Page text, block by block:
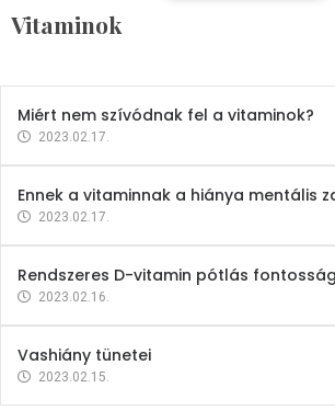
Vitaminok
Mindent a B-12 vitaminról
2023.02.27.
Miért nem szívódnak fel a vitaminok?
2023.02.17.
Ennek a vitaminnak a hiánya mentális
2023.02.17.
Rendszeres D-vitamin pótlás
2023.02.16.
Vashiány tünetei
2023.02.15.